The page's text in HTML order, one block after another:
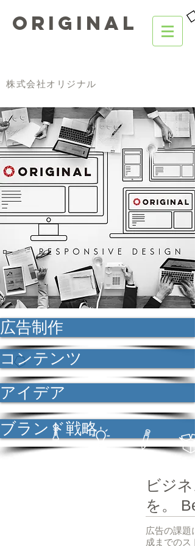
ORIGINAL
株式会社オリジナル
広告制作
コンテンツ
アイデア
ブランド戦略
ビジ
を。
広告の課題
成までのス